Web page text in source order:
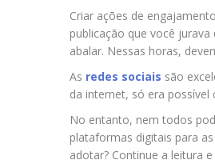
Criar ações de
publicação que você
abalar. Nessas horas,
As redes sociais são
da internet, só era
No entanto, nem todos
plataformas digitais para
adotar? Continue a leitura